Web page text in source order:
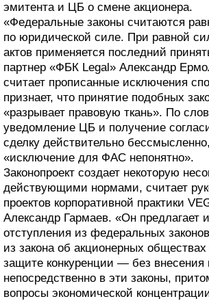
эмитента и ЦБ о смене акционера.
«Федеральные законы считаются
по юридической силе. При равной
актов применяется последний
партнер «ФБК Legal» Александр
считает прописанные исключения
признает, что принятие подобных
«разрывает правовую ткань». По
уведомление ЦБ и получение
сделку действительно
«исключение для ФАС непонятно».
Законопроект создает некоторую
действующими нормами, считает
проектов корпоративной практики
Александр Гармаев. «Он предлагает
отступления из федеральных
из закона об акционерных обществах
защите конкуренции — без внесения
непосредственно в эти законы,
вопросы экономической